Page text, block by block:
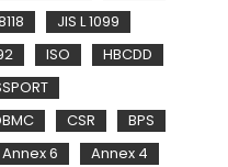
JIS L 1099
ISO
HBCDD
CSR
BPS
Annex 6 Annex 4